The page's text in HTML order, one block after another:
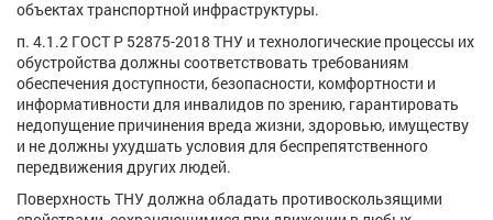
объектах транспортной инфраструктуры.
п. 4.1.2 ГОСТ Р 52875-2018 ТНУ и технологические процессы их
обустройства должны соответствовать требованиям
обеспечения доступности, безопасности, комфортности и
информативности для инвалидов по зрению, гарантировать
недопущение причинения вреда жизни, здоровью, имуществу
и не должны ухудшать условия для беспрепятственного
передвижения других людей.
Поверхность ТНУ должна обладать противоскользящими